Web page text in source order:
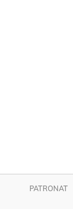
PATRONAT